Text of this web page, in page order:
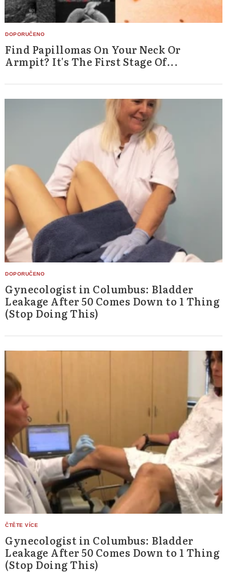
Find Papillomas On Your Neck Or
Armpit? It's The First Stage Of...
Gynecologist in Columbus: Bladder
Leakage After 50 Comes Down to 1 Thing
(Stop Doing This)
Gynecologist in Columbus: Bladder
Leakage After 50 Comes Down to 1 Thing
(Stop Doing This)